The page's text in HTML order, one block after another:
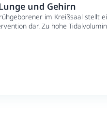
und Gehirn
im Kreißsaal stellt
dar. Zu hohe